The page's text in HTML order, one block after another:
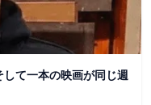
て一本の映画が同じ週